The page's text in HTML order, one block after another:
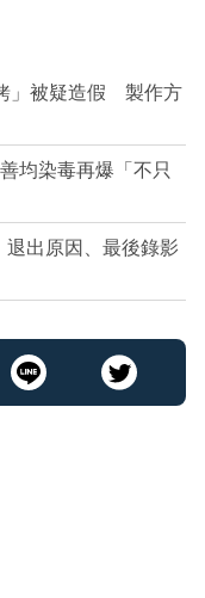
」被疑造假 製作方
均染毒再爆「不只
出原因、最後錄影